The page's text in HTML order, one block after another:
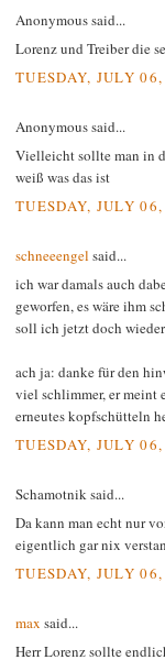
Anonymous said...
Lorenz und Treiber die
TUESDAY, JULY
Anonymous said...
Vielleicht sollte man in
weiß was das ist
TUESDAY, JULY
schneeengel said...
ich war damals auch
geworfen, es wäre ihm
soll ich jetzt doch
ach ja: danke für den
viel schlimmer, er meint
erneutes kopfschütteln
TUESDAY, JULY
Schamotnik said...
Da kann man echt nur
eigentlich gar nix
TUESDAY, JULY
max said...
Herr Lorenz sollte